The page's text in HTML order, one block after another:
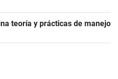
teoría y prácticas de manejo